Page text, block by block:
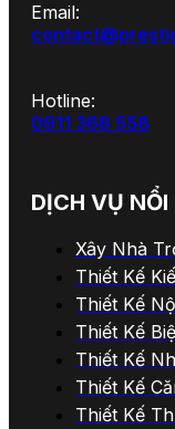
Email:
Hotline:
0911 368 558
DỊCH VỤ
Xây Nhà
Thiết Kế
Thiết Kế
Thiết Kế
Thiết Kế
Thiết Kế
Thiết Kế